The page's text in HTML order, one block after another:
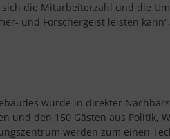
die Mitarbeiterzahl und die
und Forschergeist leisten
wurde in direkter
und den 150 Gästen aus Politik,
werden zum einen